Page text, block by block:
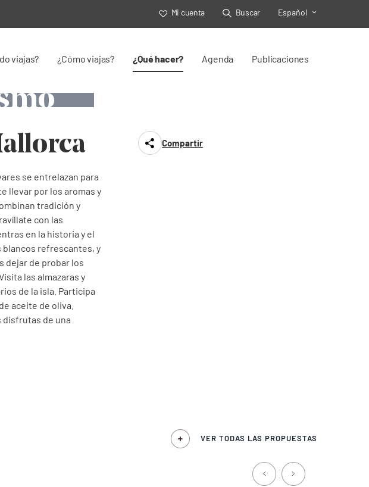
Mi cuenta Buscar Toggle Select
Español
viajas? ¿Cómo viajas? ¿Qué hacer? Agenda Publicaciones
y
de Tramuntana
days)
mallorquinas
se entrelazan para
llevar por los aromas y
tradición y
con las
en la historia y el
blancos refrescantes, y
dejar de probar los
las almazaras y
de la isla. Participa
aceite de oliva.
disfrutas de una
Compartir
VER TODAS LAS PROPUESTAS